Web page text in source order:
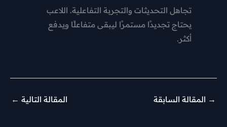
تجاهل التحديثات والتجربة التفاعلية. اللاعب
يحتاج تجديدًا مستمرًا ليبقى متفاعلًا ويدفع
أكثر.
→ المقالة السابقة المقالة التالية ←